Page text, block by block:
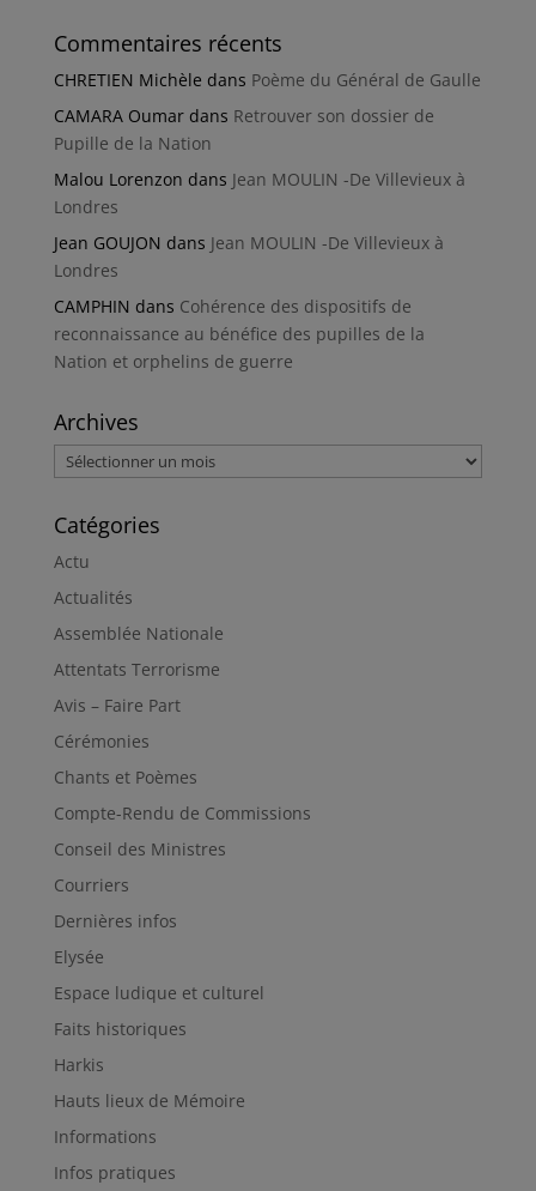
Commentaires récents
CHRETIEN Michèle dans Poème du Général de Gaulle
CAMARA Oumardans Retrouver son dossier de
Pupille de la Nation
Malou Lorenzon dans Jean MOULIN -De Villevieux à
Londres
Jean GOUJON dans Jean MOULIN -De Villevieux à
Londres
CAMPHIN dans Cohérence des dispositifs de
reconnaissance au bénéfice des pupilles de la
Nation et orphelins de guerre
Archives
Archives
Catégories
Actu
Actualités
Assemblée Nationale
Attentats Terrorisme
Avis – Faire Part
Cérémonies
Chants et Poèmes
Compte-Rendu de Commissions
Conseil des Ministres
Courriers
Dernières infos
Elysée
Espace ludique et culturel
Faits historiques
Harkis
Hauts lieux de Mémoire
Informations
Infos pratiques